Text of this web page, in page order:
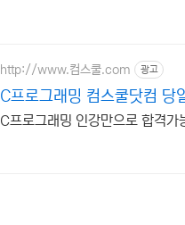
http://www.컴스쿨.com 광고
C프로그래밍 컴스쿨닷컴 당
C프로그래밍 인강만으로 합격